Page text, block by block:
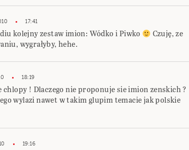
17:41
kolejny zestaw imion: Wódko i Piwko
Czuję, ze
wygrałyby, hehe.
18:19
chlopy ! Dlaczego nie proponuje sie imion zenskich ?
wylazi nawet w takim glupim temacie jak polskie
19:16